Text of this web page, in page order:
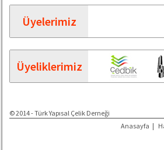
Üyelerimiz
Üyeliklerimiz
© 2014 - Türk Yapısal Çelik Derneği
Anasayfa |